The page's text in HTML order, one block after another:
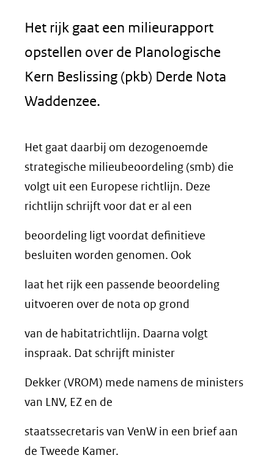
Het rijk gaat een milieurapport
opstellen over de Planologische
Kern Beslissing (pkb) Derde Nota
Waddenzee.
Het gaat daarbij om dezogenoemde
strategische milieubeoordeling (smb) die
volgt uit een Europese richtlijn. Deze
richtlijn schrijft voor dat er al een
beoordeling ligt voordat definitieve
besluiten worden genomen. Ook
laat het rijk een passende beoordeling
uitvoeren over de nota op grond
van de habitatrichtlijn. Daarna volgt
inspraak. Dat schrijft minister
Dekker (VROM) mede namens de ministers
van LNV, EZ en de
staatssecretaris van VenW in een brief aan
de Tweede Kamer.